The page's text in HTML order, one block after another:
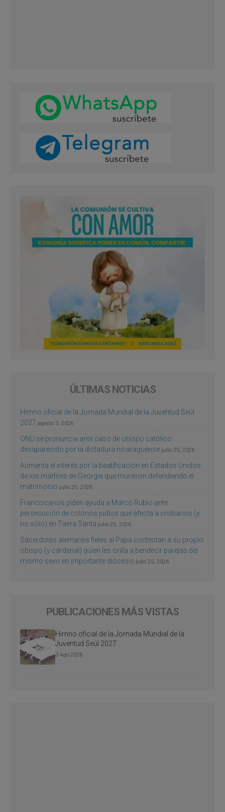
ÚLTIMAS NOTICIAS
Himno oficial de la Jornada Mundial de la Juventud Seúl
2027 agosto 3, 2026
ONU se pronuncia ante caso de obispo católico
desaparecido por la dictadura nicaragüense julio 25, 2026
Aumenta el interés por la beatificación en Estados Unidos
de los mártires de Georgia que murieron defendiendo el
matrimonio julio 25, 2026
Franciscanos piden ayuda a Marco Rubio ante
persecución de colonos judíos que afecta a cristianos (y
no sólo) en Tierra Santa julio 25, 2026
Sacerdotes alemanes fieles al Papa contestan a su propio
obispo (y cardenal) quien les orilla a bendecir parejas del
mismo sexo en importante diócesis julio 25, 2026
PUBLICACIONES MÁS VISTAS
Himno oficial de la Jornada Mundial de la
Juventud Seúl 2027
3 Ago 2026